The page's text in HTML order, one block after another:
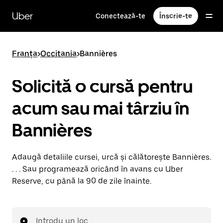
direct
conținutul
principal
Uber Conectează-te Înscrie-te
Franța>Occitania>Bannières
Solicită o cursă pentru
acum sau mai târziu în
Bannières
Adaugă detaliile cursei, urcă și călătorește Bannières.
. . . Sau programează oricând în avans cu Uber
Reserve, cu până la 90 de zile înainte.
Introdu un loc